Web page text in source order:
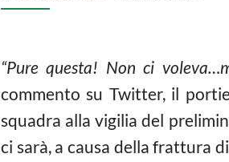
“Pure questa! Non ci
commento su Twitter, il
squadra alla vigilia del
ci sarà, a causa della frattura